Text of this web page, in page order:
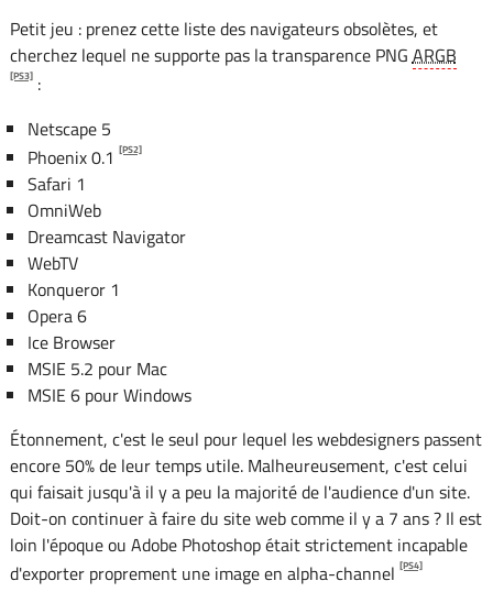
Petit jeu : prenez cette liste des navigateurs obsolètes, et
cherchez lequel ne supporte pas la transparence PNGARGB
[PS3]:
Netscape 5
Phoenix 0.1 [PS2]
Safari 1
OmniWeb
Dreamcast Navigator
WebTV
Konqueror 1
Opera 6
Ice Browser
MSIE 5.2 pour Mac
MSIE 6 pour Windows
Étonnement, c'est le seul pour lequel les webdesigners passent
encore 50% de leur temps utile. Malheureusement, c'est celui
qui faisait jusqu'à il y a peu la majorité de l'audience d'un site.
Doit-on continuer à faire du site web comme il y a 7 ans ? Il est
loin l'époque ou Adobe Photoshop était strictement incapable
d'exporter proprement une image en alpha-channel [PS4]